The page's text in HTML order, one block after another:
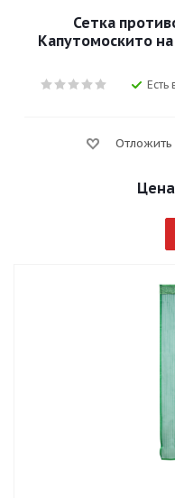
Сетка
Капутомоскито
Есть
Отложить